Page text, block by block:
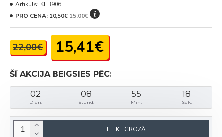
ŠĪ AKCIJA BEIGSIES PĒC:
02
Dien.
08
Stund.
55
Min.
18
Sek.
22,00€ 15,41€
Artikuls: KFB906
PRO CENA: 10,50€15,00€
IELIKT GROZĀ